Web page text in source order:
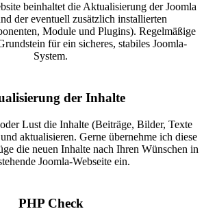
beinhaltet die Aktualisierung der Joomla
der eventuell zusätzlich installierten
Module und Plugins). Regelmäßige
für ein sicheres, stabiles Joomla-
System.
der Inhalte
Lust die Inhalte (Beiträge, Bilder, Texte
aktualisieren. Gerne übernehme ich diese
die neuen Inhalte nach Ihren Wünschen in
Joomla-Webseite ein.
PHP Check